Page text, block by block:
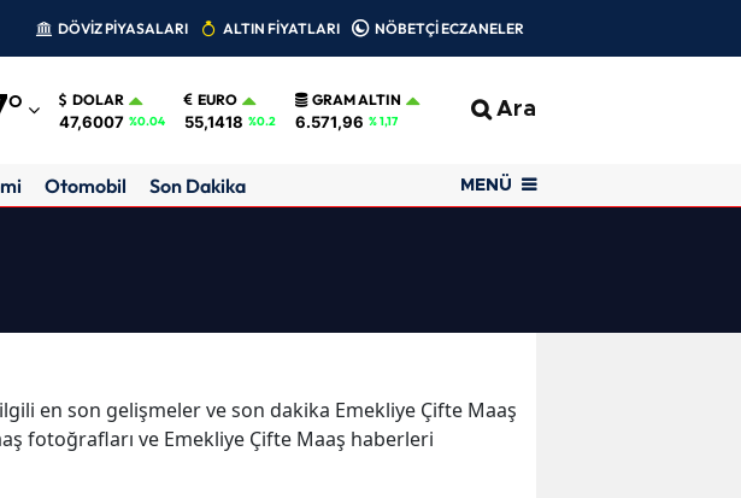
DÖVİZ PİYASALARI ALTIN FİYATLARI NÖBETÇİ ECZANELER
° DOLAR
47,6007 %0.04
EURO
55,1418 %0.2
GRAM ALTIN
6.571,96 % 1,17 Ara
Otomobil Son Dakika MENÜ
en son gelişmeler ve son dakika Emekliye Çifte Maaş
fotoğrafları ve Emekliye Çifte Maaş haberleri